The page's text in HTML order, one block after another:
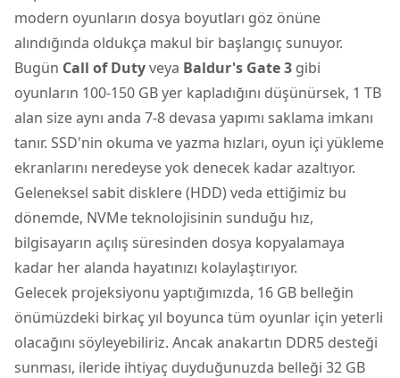
modern oyunların dosya boyutları göz önüne
alındığında oldukça makul bir başlangıç sunuyor.
Bugün Call of Dutyveya Baldur's Gate 3 gibi
oyunların 100-150 GB yer kapladığını düşünürsek, 1 TB
alan size aynı anda 7-8 devasa yapımı saklama imkanı
tanır. SSD'nin okuma ve yazma hızları, oyun içi yükleme
ekranlarını neredeyse yok denecek kadar azaltıyor.
Geleneksel sabit disklere (HDD) veda ettiğimiz bu
dönemde, NVMe teknolojisinin sunduğu hız,
bilgisayarın açılış süresinden dosya kopyalamaya
kadar her alanda hayatınızı kolaylaştırıyor.
Gelecek projeksiyonu yaptığımızda, 16 GB belleğin
önümüzdeki birkaç yıl boyunca tüm oyunlar için yeterli
olacağını söyleyebiliriz. Ancak anakartın DDR5 desteği
sunması, ileride ihtiyaç duyduğunuzda belleği 32 GB